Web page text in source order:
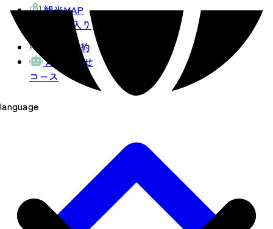
language
観光MAP
お気に入り
宿泊予約
AIおまかせ
コース